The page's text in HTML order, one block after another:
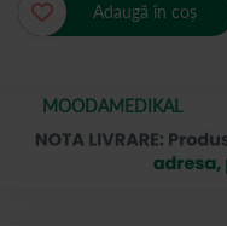
MOODAMEDIKAL
Adaugă în coș